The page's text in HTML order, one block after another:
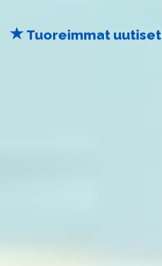
Tuoreimmat uutiset